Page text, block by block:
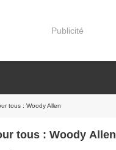
Publicité
tous : Woody Allen
tous : Woody Allen